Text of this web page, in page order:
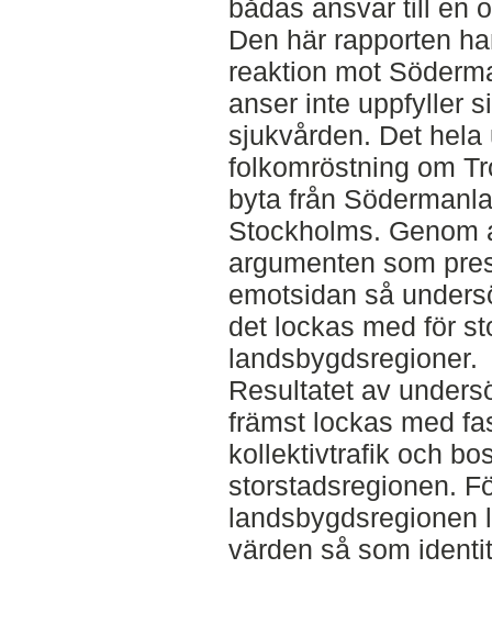
bådas ansvar till en
Den här rapporten
reaktion mot
anser inte uppfyller
sjukvården. Det
folkomröstning om
byta från
Stockholms. Genom
argumenten som
emotsidan så
det lockas med för
landsbygdsregioner.
Resultatet av
främst lockas med
kollektivtrafik och
storstadsregionen.
landsbygdsregionen
värden så som